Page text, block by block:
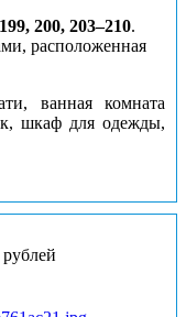
199, 200, 203–210.
расположенная
ванная комната
шкаф для одежды,